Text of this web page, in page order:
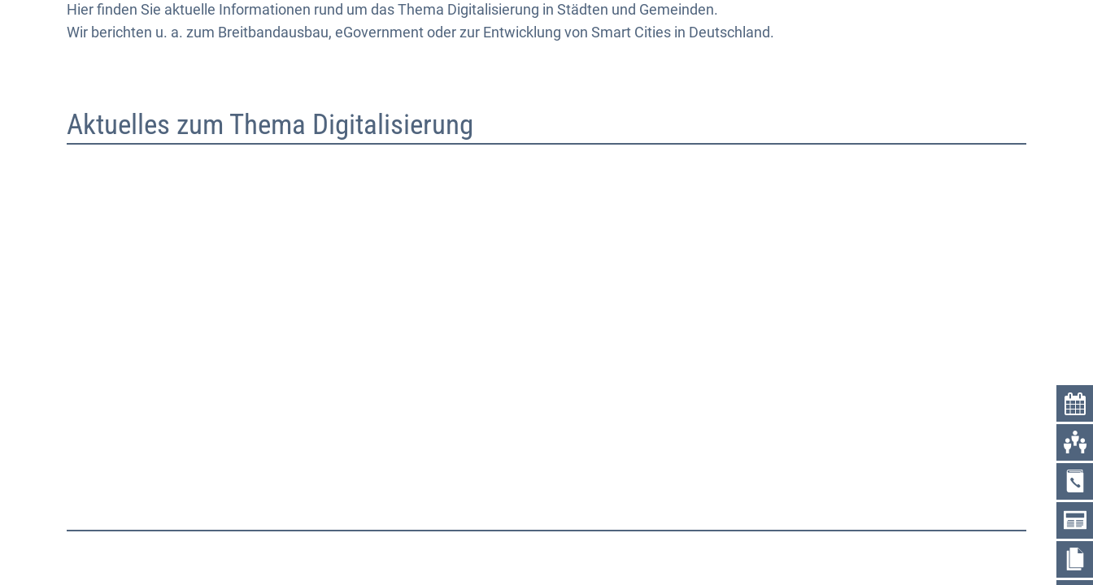
Hier finden Sie aktuelle Informationen rund um das Thema Digitalisierung in Städten und Gemeinden.
Wir berichten u. a. zum Breitbandausbau, eGovernment oder zur Entwicklung von Smart Cities in Deutschland.
Aktuelles zum Thema Digitalisierung